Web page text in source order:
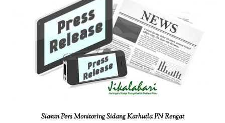
Siaran Pers Monitoring Sidang Karhutla PN Rengat